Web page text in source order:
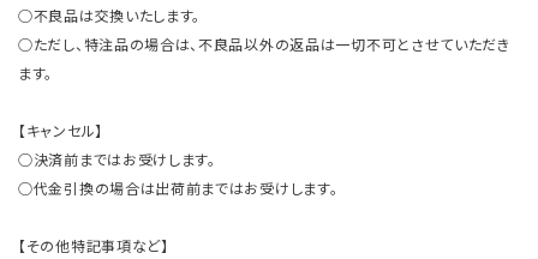
○不良品は交換いたします。
○ただし、特注品の場合は、不良品以外の返品は一切不可とさせていただき
ます。
【キャンセル】
○決済前まではお受けします。
○代金引換の場合は出荷前まではお受けします。
【その他特記事項など】